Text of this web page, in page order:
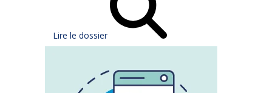
Lire le dossier